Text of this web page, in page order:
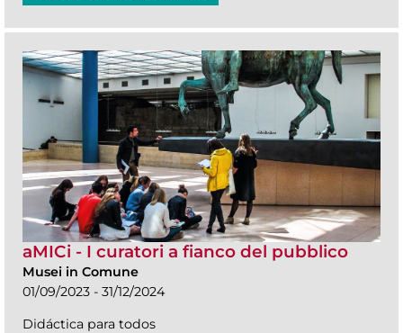
aMICi - I curatori a fianco del pubblico
Musei in Comune
01/09/2023 - 31/12/2024
Didáctica para todos